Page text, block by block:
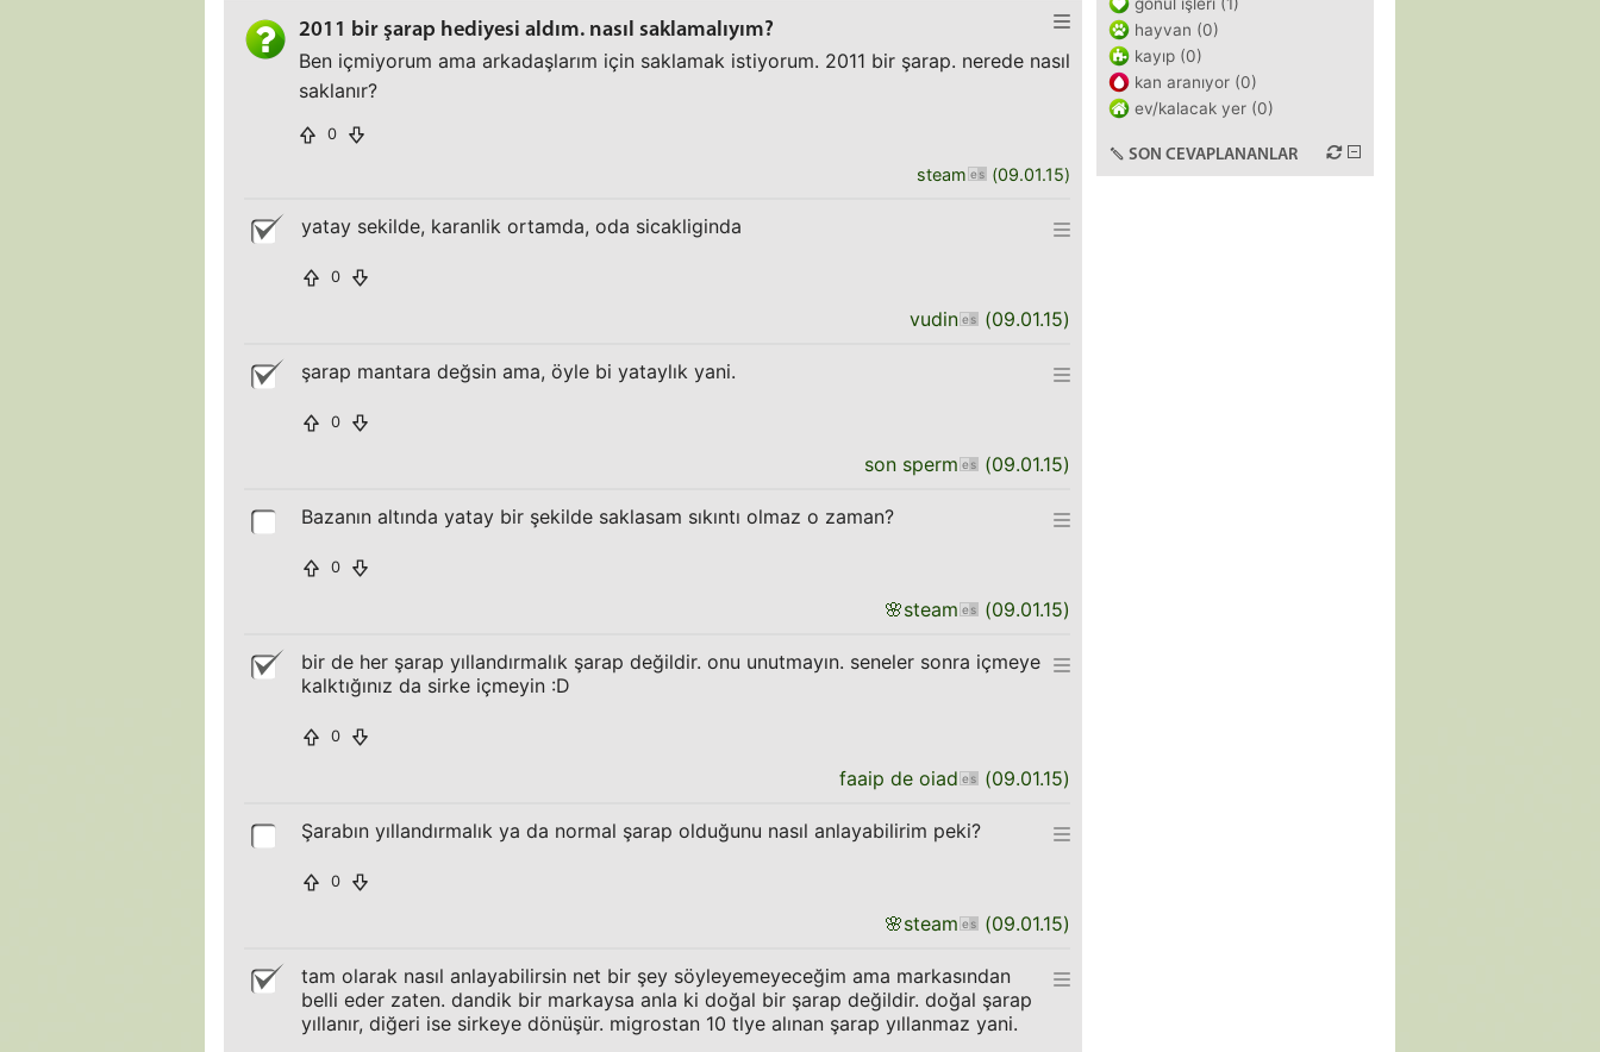
2011 bir şarap hediyesi aldım. nasıl saklamalıyım?
Ben içmiyorum ama arkadaşlarım için saklamak istiyorum. 2011 bir şarap. nerede nasıl
saklanır?
0
steam (09.01.15)
yatay sekilde, karanlik ortamda, oda sicakliginda
0
vudin (09.01.15)
şarap mantara değsin ama, öyle bi yataylık yani.
0
son sperm (09.01.15)
Bazanın altında yatay bir şekilde saklasam sıkıntı olmaz o zaman?
0
🌸steam (09.01.15)
bir de her şarap yıllandırmalık şarap değildir. onu unutmayın. seneler sonra içmeye
kalktığınız da sirke içmeyin :D
0
faaip de oiad (09.01.15)
Şarabın yıllandırmalık ya da normal şarap olduğunu nasıl anlayabilirim peki?
0
🌸steam (09.01.15)
tam olarak nasıl anlayabilirsin net bir şey söyleyemeyeceğim ama markasından
belli eder zaten. dandik bir markaysa anla ki doğal bir şarap değildir. doğal şarap
yıllanır, diğeri ise sirkeye dönüşür. migrostan 10 tlye alınan şarap yıllanmaz yani.
hayvan (0)
kayıp (0)
kan aranıyor (0)
ev/kalacak yer (0)
SON CEVAPLANANLAR